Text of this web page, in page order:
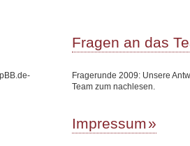
Fragen an das
Fragerunde 2009: Unsere
Team zum nachlesen.
Impressum